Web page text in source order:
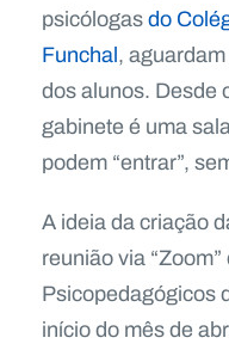
psicólogasdo
Funchal,
dos alunos. Desde
gabinete é uma
podem “entrar”,
A ideia da criação
reunião via
Psicopedagógicos
início do mês de